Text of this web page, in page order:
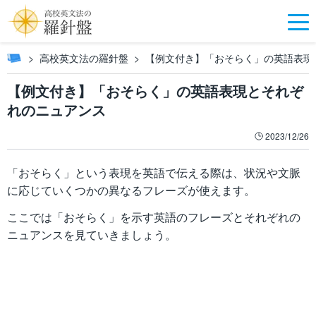
高校英文法の羅針盤 【例文付き】「おそらく」の英語表
【例文付き】「おそらく」の英語表現とそれぞ
れのニュアンス
2023/12/26
「おそらく」という表現を英語で伝える際は、状況や文脈
に応じていくつかの異なるフレーズが使えます。
ここでは「おそらく」を示す英語のフレーズとそれぞれの
ニュアンスを見ていきましょう。